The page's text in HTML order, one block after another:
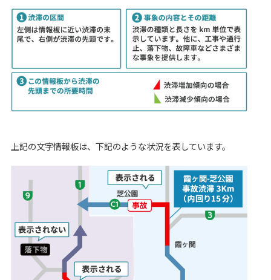
上記の文字情報板は、下記のような状況を表しています。